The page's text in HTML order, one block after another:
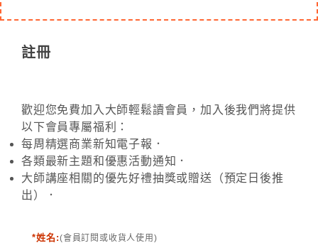
註冊
歡迎您免費加入大師輕鬆讀會員，加入後我們將提供
以下會員專屬福利：
每周精選商業新知電子報．
各類最新主題和優惠活動通知．
大師講座相關的優先好禮抽獎或贈送（預定日後推
出）．
*姓名:(會員訂閱或收貨人使用)